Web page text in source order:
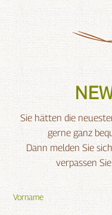
Sie hätten die
gerne ganz
Dann melden Sie
verpassen
Vorname